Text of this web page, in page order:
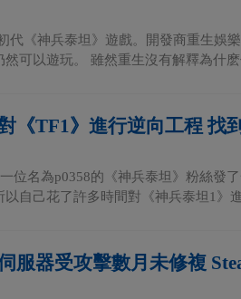
代《神兵泰坦》遊戲。開發商重生娛
然可以遊玩。 雖然重生沒有解釋為什
《TF1》進行逆向工程 找
位名為p0358的《神兵泰坦》粉絲發
以自己花了許多時間對《神兵泰坦1》
服器受攻擊數月未修複